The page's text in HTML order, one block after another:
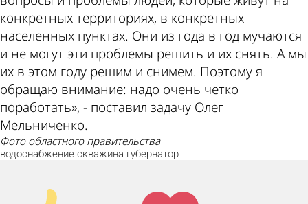
конкретных территориях, в конкретных
населенных пунктах. Они из года в год мучаются
и не могут эти проблемы решить и их снять. А мы
их в этом году решим и снимем. Поэтому я
обращаю внимание: надо очень четко
поработать», - поставил задачу Олег
Мельниченко.
фото областного правительства
водоснабжение скважина губернатор
Палец
Лайк!